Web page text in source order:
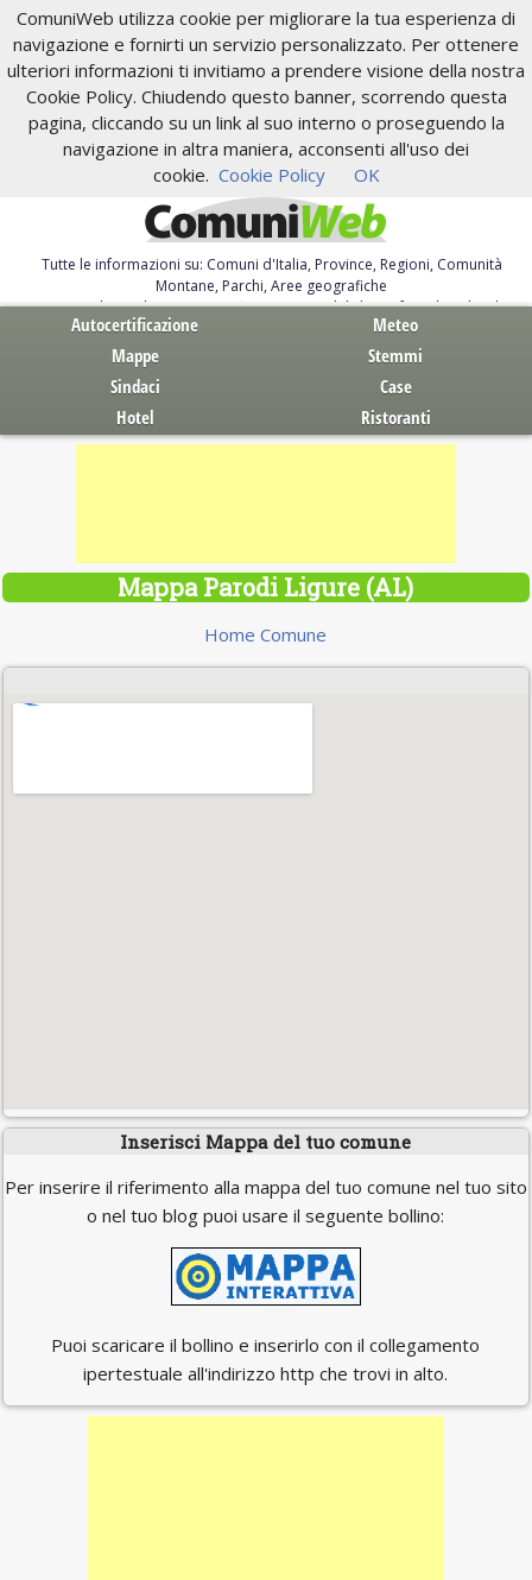
ComuniWeb utilizza cookie per migliorare la tua esperienza di
navigazione e fornirti un servizio personalizzato. Per ottenere
ulteriori informazioni ti invitiamo a prendere visione della nostra
Cookie Policy. Chiudendo questo banner, scorrendo questa
pagina, cliccando su un link al suo interno o proseguendo la
navigazione in altra maniera, acconsenti all'uso dei
cookie. Cookie Policy OK
Tutte le informazioni su: Comuni d'Italia, Province, Regioni, Comunità
Montane, Parchi, Aree geografiche
Servizi al Cittadino. Autocertificazione, moduli, leggi, free download
Autocertificazione
Meteo
Mappe
Stemmi
Sindaci
Case
Hotel
Ristoranti
Mappa Parodi Ligure (AL)
Home Comune
Inserisci Mappa del tuo comune
Per inserire il riferimento alla mappa del tuo comune nel tuo sito
o nel tuo blog puoi usare il seguente bollino:
Puoi scaricare il bollino e inserirlo con il collegamento
ipertestuale all'indirizzo http che trovi in alto.